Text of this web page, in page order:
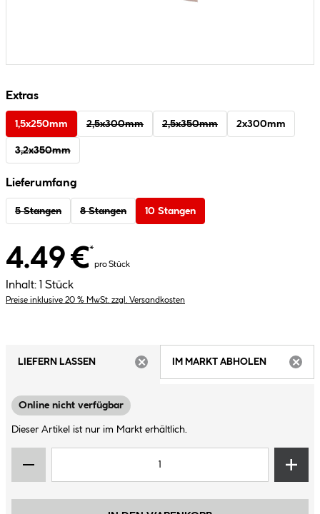
Extras
1,5x250mm 2,5x300mm 2,5x350mm 2x300mm
3,2x350mm
Lieferumfang
5 Stangen 8 Stangen 10 Stangen
4.49 €*
pro Stück
Inhalt: 1 Stück
Preise inklusive 20 % MwSt. zzgl. Versandkosten
LIEFERN LASSEN
IM MARKT ABHOLEN
Online nicht verfügbar
Dieser Artikel ist nur im Markt erhältlich.